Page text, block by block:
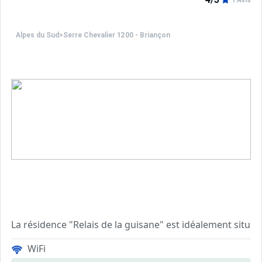
Alpes du Sud >Serre Chevalier 1200 - Briançon
La résidence "Relais de la guisane" est idéalement
Cette location à la montagne est au 5ème étage de la
Elle comprend une chambre avec lit double en 140,
WiFi